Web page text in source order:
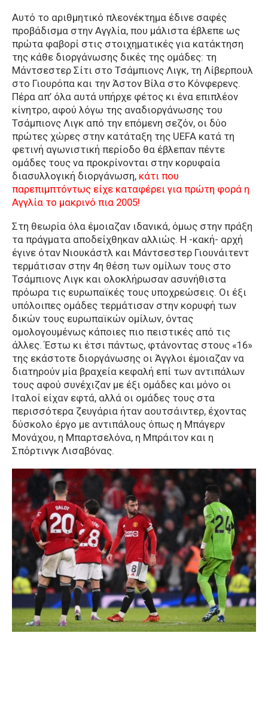
Αυτό το αριθμητικό πλεονέκτημα έδινε σαφές
προβάδισμα στην Αγγλία, που μάλιστα έβλεπε ως
πρώτα φαβορί στις στοιχηματικές για κατάκτηση
της κάθε διοργάνωσης δικές της ομάδες: τη
Μάντσεστερ Σίτι στο Τσάμπιονς Λιγκ, τη Λίβερπουλ
στο Γιουρόπα και την Άστον Βίλα στο Κόνφερενς.
Πέρα απ’ όλα αυτά υπήρχε φέτος κι ένα επιπλέον
κίνητρο, αφού λόγω της αναδιοργάνωσης του
Τσάμπιονς Λιγκ από την επόμενη σεζόν, οι δύο
πρώτες χώρες στην κατάταξη της UEFA κατά τη
φετινή αγωνιστική περίοδο θα έβλεπαν πέντε
ομάδες τους να προκρίνονται στην κορυφαία
διασυλλογική διοργάνωση, κάτι που
παρεπιμπτόντως είχε καταφέρει για πρώτη φορά η
Αγγλία το μακρινό πια 2005!
Στη θεωρία όλα έμοιαζαν ιδανικά, όμως στην πράξη
τα πράγματα αποδείχθηκαν αλλιώς. Η -κακή- αρχή
έγινε όταν Νιουκάστλ και Μάντσεστερ Γιουνάιτεντ
τερμάτισαν στην 4η θέση των ομίλων τους στο
Τσάμπιονς Λιγκ και ολοκλήρωσαν ασυνήθιστα
πρόωρα τις ευρωπαϊκές τους υποχρεώσεις. Οι έξι
υπόλοιπες ομάδες τερμάτισαν στην κορυφή των
δικών τους ευρωπαϊκών ομίλων, όντας
ομολογουμένως κάποιες πιο πειστικές από τις
άλλες. Έστω κι έτσι πάντως, φτάνοντας στους «16»
της εκάστοτε διοργάνωσης οι Άγγλοι έμοιαζαν να
διατηρούν μία βραχεία κεφαλή επί των αντιπάλων
τους αφού συνέχιζαν με έξι ομάδες και μόνο οι
Ιταλοί είχαν εφτά, αλλά οι ομάδες τους στα
περισσότερα ζευγάρια ήταν αουτσάιντερ, έχοντας
δύσκολο έργο με αντιπάλους όπως η Μπάγερν
Μονάχου, η Μπαρτσελόνα, η Μπράιτον και η
Σπόρτινγκ Λισαβόνας.